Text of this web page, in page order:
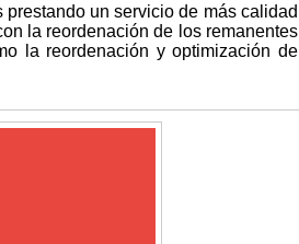
un servicio de más calidad
la reordenación de los remanentes
la reordenación y optimización de